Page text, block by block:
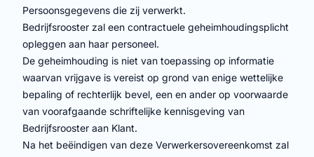
Persoonsgegevens die zij verwerkt.
Bedrijfsrooster zal een contractuele geheimhoudingsplicht
opleggen aan haar personeel.
De geheimhouding is niet van toepassing op informatie
waarvan vrijgave is vereist op grond van enige wettelijke
bepaling of rechterlijk bevel, een en ander op voorwaarde
van voorafgaande schriftelijke kennisgeving van
Bedrijfsrooster aan Klant.
Na het beëindigen van deze Verwerkersovereenkomst zal